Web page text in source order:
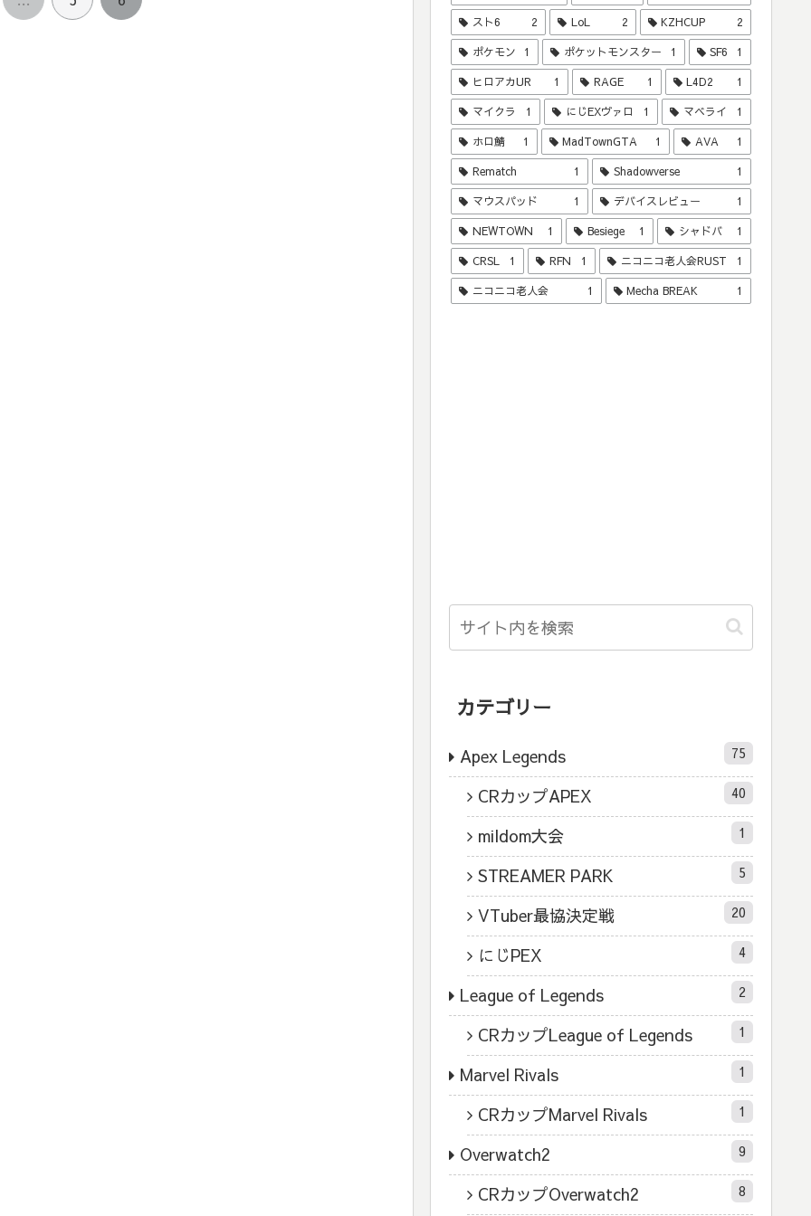
スト6 2 LoL 2 KZHCUP 2
ポケモン 1 ポケットモンスター 1 SF6 1
ヒロアカUR 1 RAGE 1 L4D2 1
マイクラ 1 にじEXヴァロ 1 マベライ 1
ホロ鯖 1 MadTownGTA 1 AVA 1
Rematch 1 Shadowverse 1
マウスパッド 1 デバイスレビュー 1
NEWTOWN 1 Besiege 1 シャドバ 1
CRSL 1 RFN 1 ニコニコ老人会RUST 1
ニコニコ老人会 1 Mecha BREAK 1
カテゴリー
Apex Legends 75
CRカップAPEX 40
mildom大会 1
STREAMER PARK 5
VTuber最協決定戦 20
にじPEX 4
League of Legends 2
CRカップLeague of Legends 1
Marvel Rivals 1
CRカップMarvel Rivals 1
Overwatch2 9
CRカップOverwatch2 8